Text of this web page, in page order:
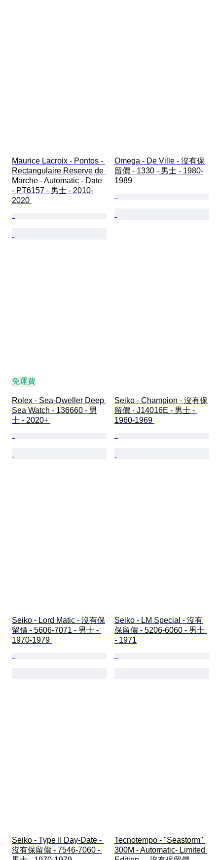
Maurice Lacroix - Pontos -
Rectangulaire Reserve de
Marche - Automatic - Date
- PT6157 - 男士 - 2010-
2020
Omega - De Ville - 沒有保
留價 - 1330 - 男士 - 1980-
1989
免運費
Rolex - Sea-Dweller Deep
Sea Watch - 136660 - 男
士 - 2020+
Seiko - Champion - 沒有保
留價 - J14016E - 男士 -
1960-1969
Seiko - Lord Matic - 沒有保
留價 - 5606-7071 - 男士 -
1970-1979
Seiko - LM Special - 沒有
保留價 - 5206-6060 - 男士
- 1971
Seiko - Type II Day-Date -
沒有保留價 - 7546-7060 -
Tecnotempo - "Seastorm"
300M - Automatic- Limited